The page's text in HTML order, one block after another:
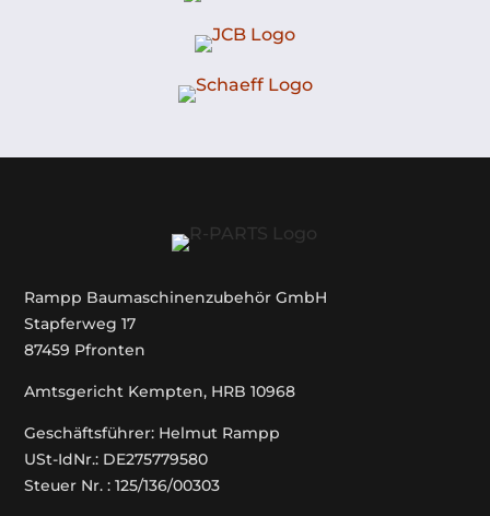
Rampp Baumaschinenzubehör GmbH
Stapferweg 17
87459 Pfronten
Amtsgericht Kempten, HRB 10968
Geschäftsführer: Helmut Rampp
USt-IdNr.: DE275779580
Steuer Nr. : 125/136/00303